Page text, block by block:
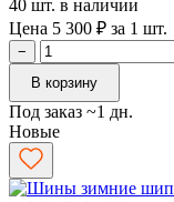
40 шт. в наличии
Цена 5 300 ₽ за 1 шт.
−
В корзину
Под заказ ~1 дн.
Новые